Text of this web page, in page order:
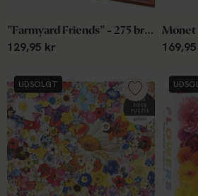
"Farmyard Friends" - 275 brikker
129,95 kr
UDSOLGT